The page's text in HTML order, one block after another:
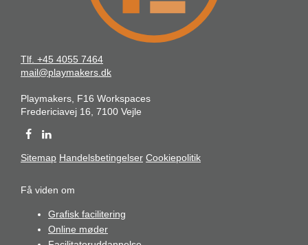
Tlf. +45 4055 7464
mail@playmakers.dk
Playmakers, F16 Workspaces
Fredericiavej 16, 7100 Vejle
Sitemap Handelsbetingelser Cookiepolitik
Få viden om
Grafisk facilitering
Online møder